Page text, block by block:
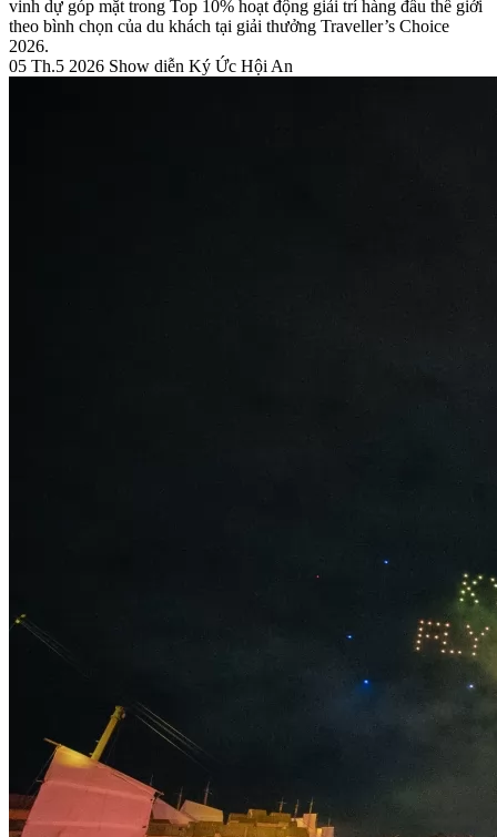
vinh dự góp mặt trong Top 10% hoạt động giải trí hàng đầu thế giới
theo bình chọn của du khách tại giải thưởng Traveller’s Choice
2026.
05 Th.5 2026 Show diễn Ký Ức Hội An